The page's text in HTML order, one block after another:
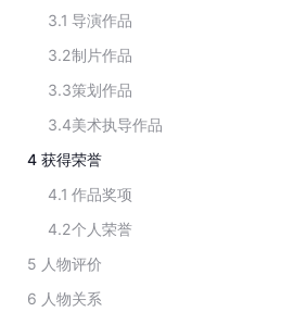
3.1 导演作品
3.2制片作品
3.3策划作品
3.4美术执导作品
4 获得荣誉
4.1 作品奖项
4.2个人荣誉
5 人物评价
6 人物关系